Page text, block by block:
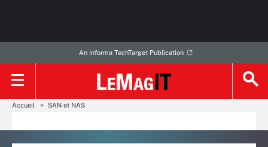
An Informa TechTarget Publication
Accueil SAN et NAS